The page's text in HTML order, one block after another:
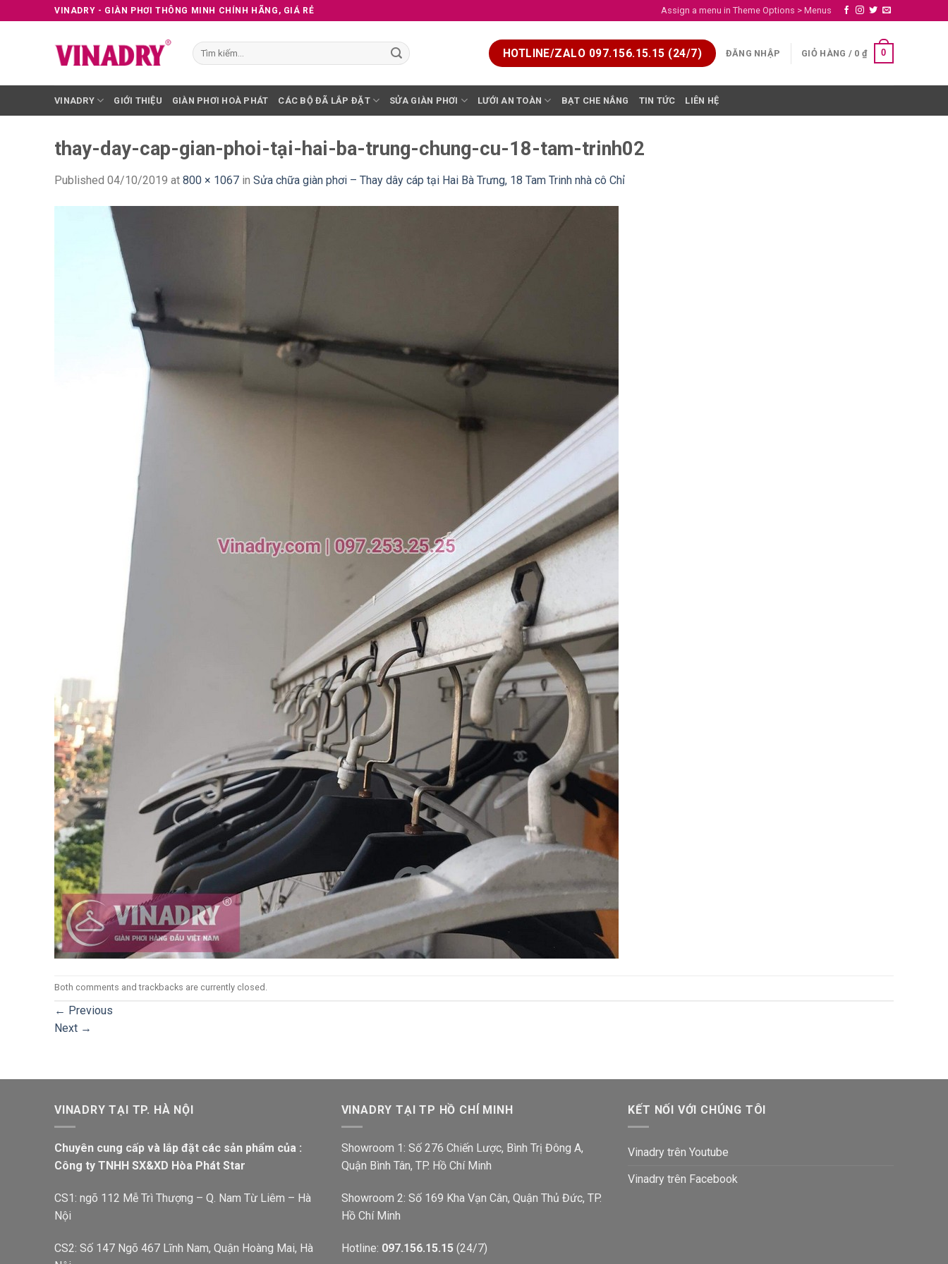
to
VINADRY - GIÀN PHƠI THÔNG MINH CHÍNH HÃNG, GIÁ RẺ Assign a menu in Theme Options > Menus
Tìm
kiếm:
HOTLINE/ZALO 097.156.15.15 (24/7) ĐĂNG NHẬP GIỎ HÀNG / 0 ₫ 0
VINADRY GIỚI THIỆU GIÀN PHƠI HOÀ PHÁT CÁC BỘ ĐÃ LẮP ĐẶT SỬA GIÀN PHƠI LƯỚI AN TOÀN BẠT CHE NẮNG TIN TỨC LIÊN HỆ
thay-day-cap-gian-phoi-tại-hai-ba-trung-chung-cu-18-tam-trinh02
Published 04/10/2019 at 800 × 1067 in Sửa chữa giàn phơi – Thay dây cáp tại Hai Bà Trưng, 18 Tam Trinh nhà cô Chỉ
Both comments and trackbacks are currently closed.
← Previous
Next →
VINADRY TẠI TP. HÀ NỘI
Chuyên cung cấp và lắp đặt các sản phẩm của :
Công ty TNHH SX&XD Hòa Phát Star
CS1: ngõ 112 Mễ Trì Thượng – Q. Nam Từ Liêm – Hà
Nội
CS2: Số 147 Ngõ 467 Lĩnh Nam, Quận Hoàng Mai, Hà
VINADRY TẠI TP HỒ CHÍ MINH
Showroom 1: Số 276 Chiến Lược, Bình Trị Đông A,
Quận Bình Tân, TP. Hồ Chí Minh
Showroom 2: Số 169 Kha Vạn Cân, Quận Thủ Đức, TP.
Hồ Chí Minh
Hotline: 097.156.15.15 (24/7)
KẾT NỐI VỚI CHÚNG TÔI
Vinadry trên Youtube
Vinadry trên Facebook